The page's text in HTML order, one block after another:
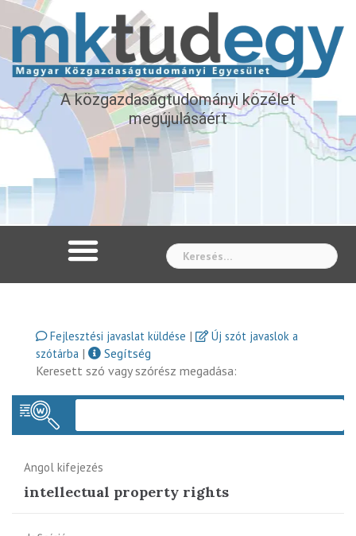
A közgazdaságtudományi közélet
megújulásáért
Fejlesztési javaslat küldése |
Új szót javaslok a
szótárba |
Segítség
Keresett szó vagy szórész megadása:
Angol kifejezés
intellectual property rights